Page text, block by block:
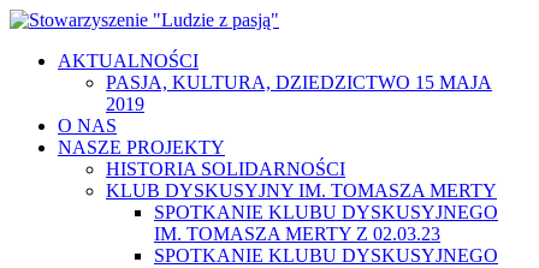
AKTUALNOŚCI
PASJA, KULTURA, DZIEDZICTWO 15 MAJA
2019
O NAS
NASZE PROJEKTY
HISTORIA SOLIDARNOŚCI
KLUB DYSKUSYJNY IM. TOMASZA MERTY
SPOTKANIE KLUBU DYSKUSYJNEGO
IM. TOMASZA MERTY Z 02.03.23
SPOTKANIE KLUBU DYSKUSYJNEGO